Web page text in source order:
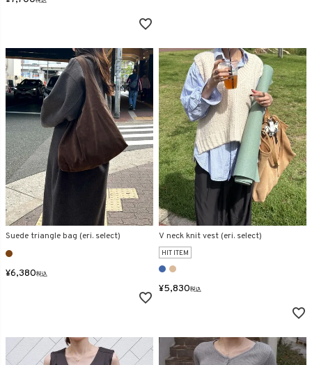
Suede triangle bag (eri. select)
¥6,380税込
V neck knit vest (eri. select)
HIT ITEM
¥5,830税込